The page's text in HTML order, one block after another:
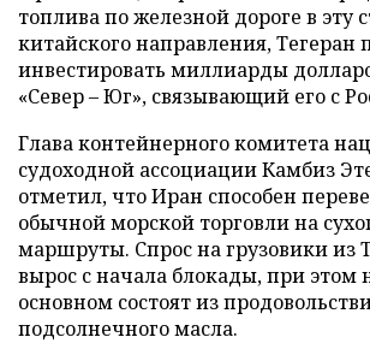
топлива по железной дороге в эту
китайского направления, Тегеран
инвестировать миллиарды
«Север – Юг», связывающий его с
Глава контейнерного комитета
судоходной ассоциации Камбиз
отметил, что Иран способен
обычной морской торговли на
маршруты. Спрос на грузовики из
вырос с начала блокады, при этом
основном состоят из
подсолнечного масла.